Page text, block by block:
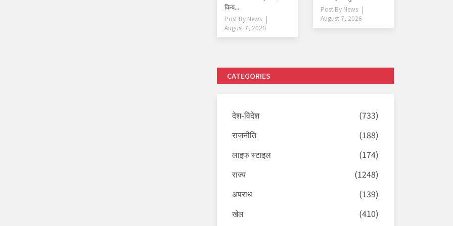
किय...
Post By News
August 7, 2026
Post By News
August 7, 2026
CATEGORIES
देश-विदेश
(733)
राजनीति
(188)
लाइफ स्टाइल
(174)
राज्य
(1248)
अपराध
(139)
खेल
(410)